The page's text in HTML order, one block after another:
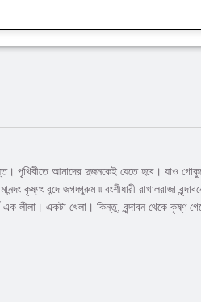
পৃথিবীতে আমাদের দুজনকেই যেতে হবে। যাও
বন্দে জগদ্গুরুম ৷৷ বংশীধারী রাখালরাজা
লীলা। একটা খেলা। কিন্তু, বৃন্দাবন থেকে কৃষ্ণ